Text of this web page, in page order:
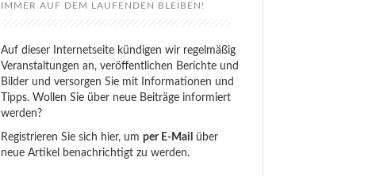
IMMER AUF DEM LAUFENDEN BLEIBEN!
Auf dieser Internetseite kündigen wir regelmäßig
Veranstaltungen an, veröffentlichen Berichte und
Bilder und versorgen Sie mit Informationen und
Tipps. Wollen Sie über neue Beiträge informiert
werden?
Registrieren Sie sich hier, umper E-Mail
über
neue Artikel benachrichtigt zu werden.